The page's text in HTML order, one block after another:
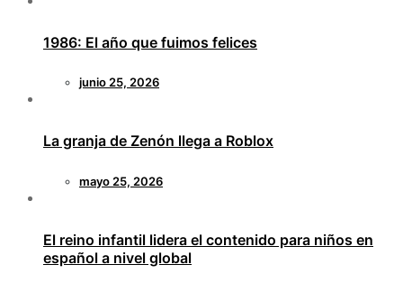
1986: El año que fuimos felices
junio 25, 2026
La granja de Zenón llega a Roblox
mayo 25, 2026
El reino infantil lidera el contenido para niños en
español a nivel global